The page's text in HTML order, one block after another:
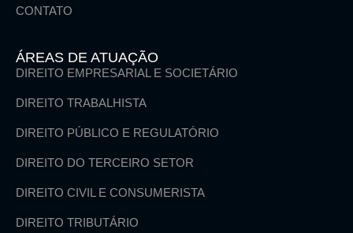
CONTATO
ÁREAS DE ATUAÇÃO
DIREITO EMPRESARIAL E SOCIETÁRIO
DIREITO TRABALHISTA
DIREITO PÚBLICO E REGULATÓRIO
DIREITO DO TERCEIRO SETOR
DIREITO CIVIL E CONSUMERISTA
DIREITO TRIBUTÁRIO